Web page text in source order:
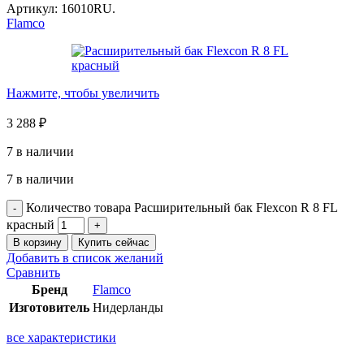
Артикул: 16010RU.
Flamco
Нажмите, чтобы увеличить
3 288 ₽
7 в наличии
7 в наличии
Количество товара Расширительный бак Flexcon R 8 FL
красный
В корзину Купить сейчас
Добавить в список желаний
Сравнить
Бренд
Flamco
Изготовитель Нидерланды
все характеристики